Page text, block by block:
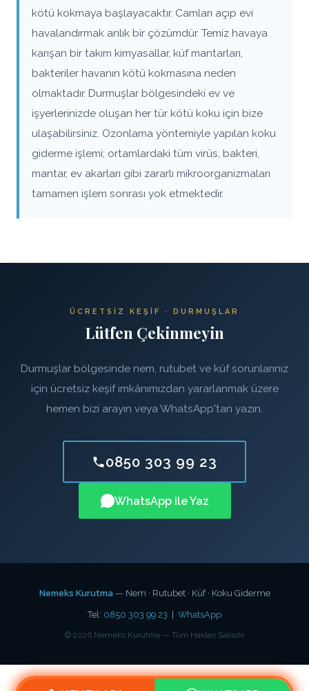
kötü kokmaya başlayacaktır. Camları açıp evi
havalandırmak anlık bir çözümdür. Temiz havaya
karışan bir takım kimyasallar, küf mantarları,
bakteriler havanın kötü kokmasına neden
olmaktadır. Durmuşlar bölgesindeki ev ve
işyerlerinizde oluşan her tür kötü koku için bize
ulaşabilirsiniz. Ozonlama yöntemiyle yapılan koku
giderme işlemi; ortamlardaki tüm virüs, bakteri,
mantar, ev akarları gibi zararlı mikroorganizmaları
tamamen işlem sonrası yok etmektedir.
ÜCRETSIZ KEŞIF · DURMUŞLAR
Lütfen Çekinmeyin
Durmuşlar bölgesinde nem, rutubet ve küf sorunlarınız
için ücretsiz keşif imkânımızdan yararlanmak üzere
hemen bizi arayın veya WhatsApp'tan yazın.
0850 303 99 23
WhatsApp ile Yaz
Nemeks Kurutma— Nem · Rutubet · Küf · Koku Giderme
Tel: 0850 303 99 23 WhatsApp
© 2026Nemeks Kurutma — Tüm Hakları Saklıdır